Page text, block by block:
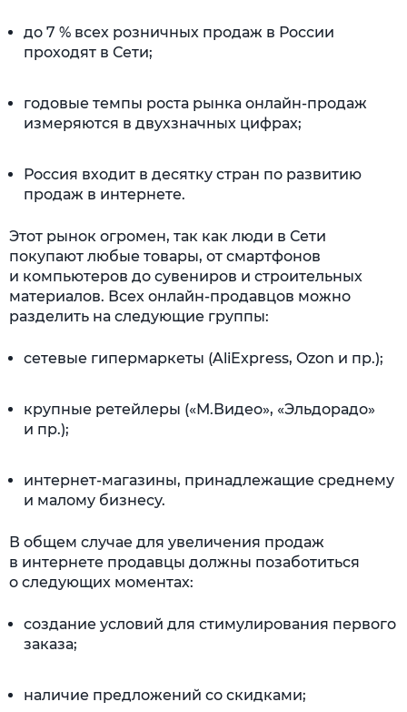
до 7 % всех розничных продаж в России
проходят в Сети;
годовые темпы роста рынка онлайн-продаж
измеряются в двухзначных цифрах;
Россия входит в десятку стран по развитию
продаж в интернете.
Этот рынок огромен, так как люди в Сети
покупают любые товары, от смартфонов
и компьютеров до сувениров и строительных
материалов. Всех онлайн-продавцов можно
разделить на следующие группы:
сетевые гипермаркеты (AliExpress, Ozon и пр.);
крупные ретейлеры («М.Видео», «Эльдорадо»
и пр.);
интернет-магазины, принадлежащие среднему
и малому бизнесу.
В общем случае для увеличения продаж
в интернете продавцы должны позаботиться
о следующих моментах:
создание условий для стимулирования первого
заказа;
наличие предложений со скидками;